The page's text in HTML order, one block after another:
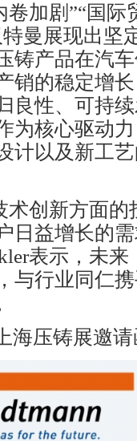
加剧”“国际
曼展现出坚
铸产品在汽
销的稳定增
良性、可持
为核心驱动
计以及新工
术创新方面
日益增长的
表示，未
与行业同仁
海压铸展邀请